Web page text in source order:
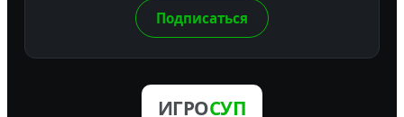
Подписаться
ИГРОСУП